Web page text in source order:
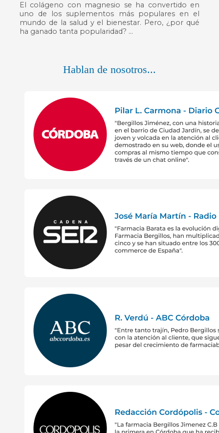
El colágeno con magnesio se ha convertido en
uno de los suplementos más populares en el
mundo de la salud y el bienestar. Pero, ¿por qué
ha ganado tanta popularidad? ...
Hablan de nosotros...